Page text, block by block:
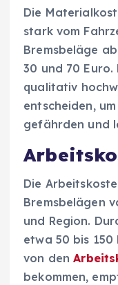
Die
stark vom
Bremsbeläge
30 und 70
qualitativ
entscheiden,
gefährden und
Die
Bremsbelägen
und Region.
etwa 50 bis 150
von den
bekommen,